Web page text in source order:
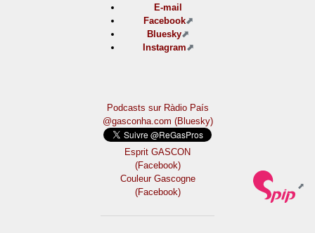
E-mail
Facebook
Bluesky
Instagram
Podcasts sur Ràdio País
@gasconha.com (Bluesky)
Esprit GASCON
(Facebook)
Couleur Gascogne
(Facebook)